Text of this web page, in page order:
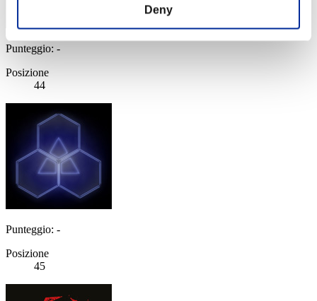
Deny
Punteggio: -
Posizione
44
Punteggio: -
Posizione
45